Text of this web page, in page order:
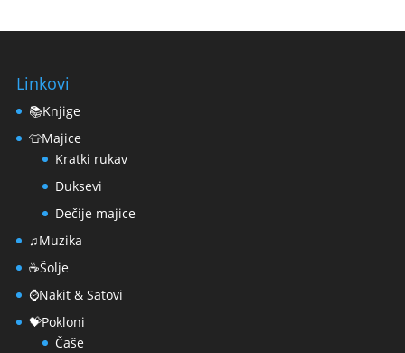
Linkovi
📚Knjige
👕Majice
Kratki rukav
Duksevi
Dečije majice
♫Muzika
☕Šolje
⌚Nakit & Satovi
💝Pokloni
Čaše